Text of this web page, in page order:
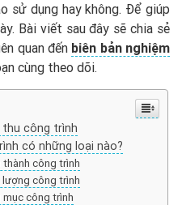
sử dụng hay không. Để giúp
Bài viết sau đây sẽ chia sẻ
quan đến biên bản nghiệm
cùng theo dõi.
thu công trình
có những loại nào?
công trình
công trình
mục công trình